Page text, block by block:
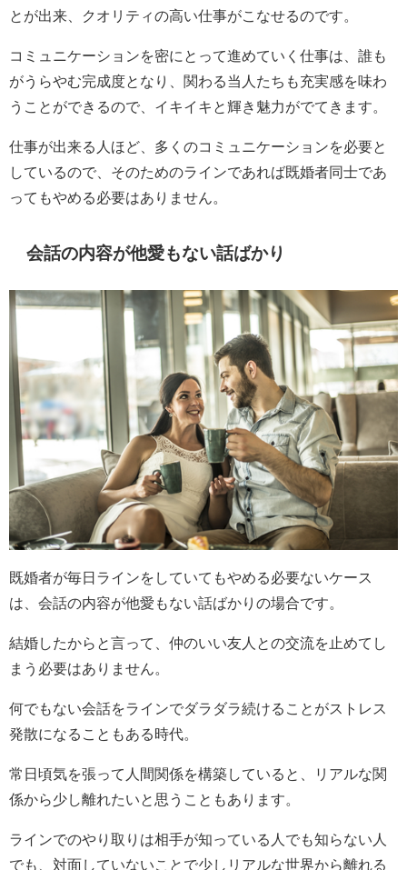
とが出来、クオリティの高い仕事がこなせるのです。
コミュニケーションを密にとって進めていく仕事は、誰も
がうらやむ完成度となり、関わる当人たちも充実感を味わ
うことができるので、イキイキと輝き魅力がでてきます。
仕事が出来る人ほど、多くのコミュニケーションを必要と
しているので、そのためのラインであれば既婚者同士であ
ってもやめる必要はありません。
会話の内容が他愛もない話ばかり
既婚者が毎日ラインをしていてもやめる必要ないケース
は、会話の内容が他愛もない話ばかりの場合です。
結婚したからと言って、仲のいい友人との交流を止めてし
まう必要はありません。
何でもない会話をラインでダラダラ続けることがストレス
発散になることもある時代。
常日頃気を張って人間関係を構築していると、リアルな関
係から少し離れたいと思うこともあります。
ラインでのやり取りは相手が知っている人でも知らない人
でも、対面していないことで少しリアルな世界から離れる